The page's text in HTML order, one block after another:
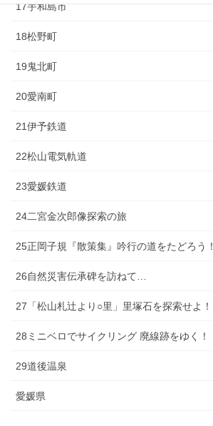
17宇和島市
18松野町
19鬼北町
20愛南町
21伊予鉄道
22松山電気軌道
23愛媛鉄道
24二宮金次郎像探索の旅
25正岡子規『散策集』吟行の道をたどろう！
26自然災害伝承碑を訪ねて…
27「松山札辻より○里」里塚石を探索せよ！
28ミニベロでサイクリング 廃線跡をゆく！
29道後温泉
愛媛県